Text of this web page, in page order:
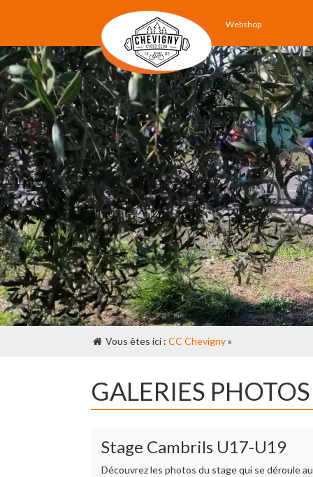
Webshop
Vous êtes ici : CC Chevigny»
GALERIES PHOTOS
Stage Cambrils U17-U19
Découvrez les photos du stage qui se déroule